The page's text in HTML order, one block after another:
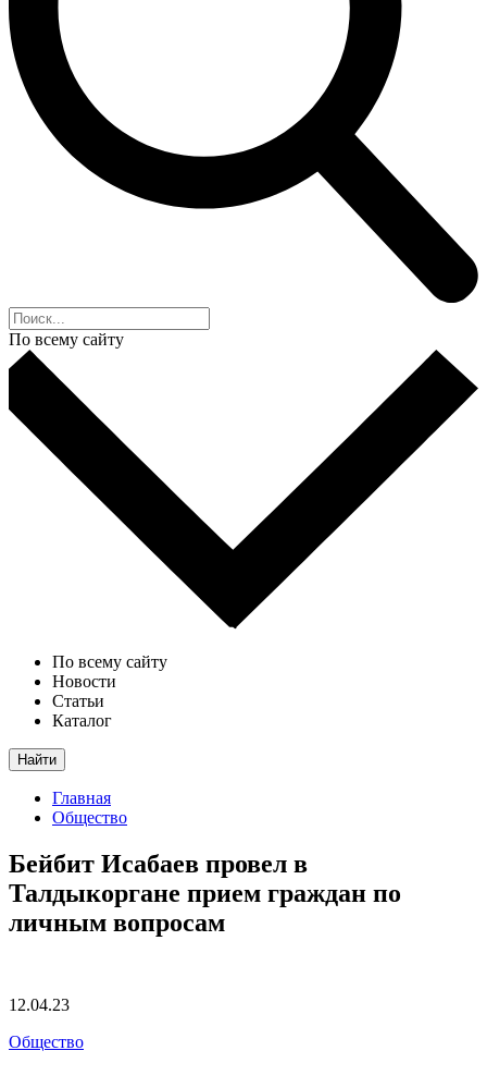
По всему сайту
По всему сайту
Новости
Статьи
Каталог
Найти
Главная
Общество
Бейбит Исабаев провел в
Талдыкоргане прием граждан по
личным вопросам
12.04.23
Общество